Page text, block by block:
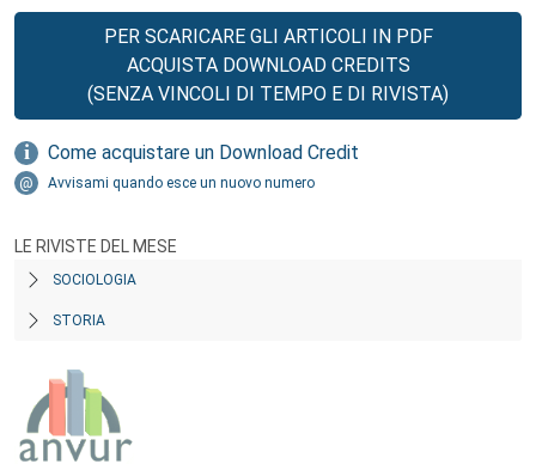
PER SCARICARE GLI ARTICOLI IN PDF
ACQUISTA DOWNLOAD CREDITS
(SENZA VINCOLI DI TEMPO E DI RIVISTA)
Come acquistare un Download Credit
Avvisami quando esce un nuovo numero
LE RIVISTE DEL MESE
SOCIOLOGIA
STORIA